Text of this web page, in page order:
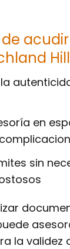
de
la
en
sin
la validez